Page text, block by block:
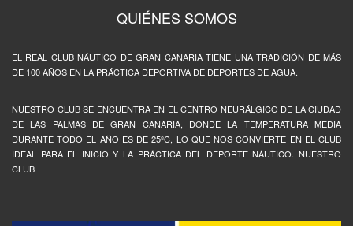
QUIÉNES SOMOS
EL REAL CLUB NÁUTICO DE GRAN CANARIA TIENE UNA TRADICIÓN DE MÁS
DE 100 AÑOS EN LA PRÁCTICA DEPORTIVA DE DEPORTES DE AGUA.
NUESTRO CLUB SE ENCUENTRA EN EL CENTRO NEURÁLGICO DE LA CIUDAD
DE LAS PALMAS DE GRAN CANARIA, DONDE LA TEMPERATURA MEDIA
DURANTE TODO EL AÑO ES DE 25ºC, LO QUE NOS CONVIERTE EN EL CLUB
IDEAL PARA EL INICIO Y LA PRÁCTICA DEL DEPORTE NÁUTICO. NUESTRO
CLUB